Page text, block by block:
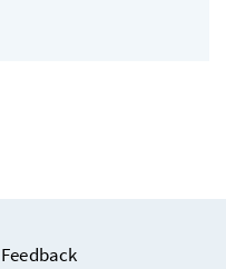
älter werden"
anzeigen
Feedback